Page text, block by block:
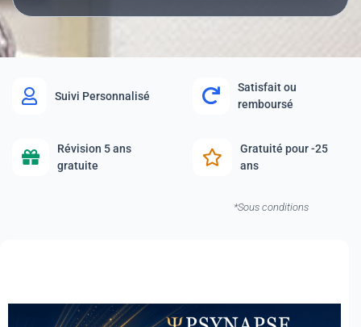
Suivi Personnalisé
Satisfait ou
remboursé
Révision 5 ans
gratuite
Gratuité pour -25
ans
*Sous conditions